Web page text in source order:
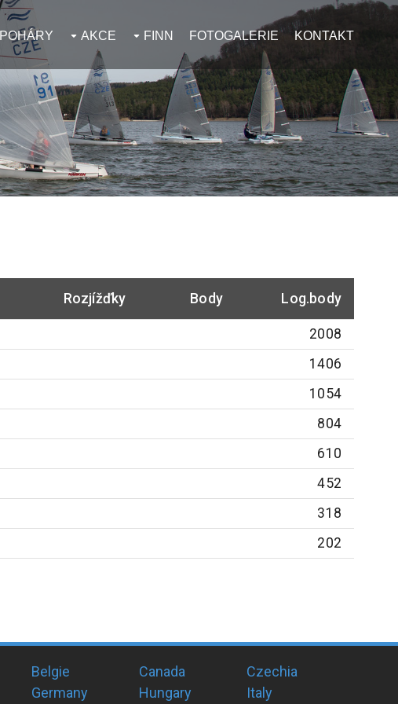
POHÁRY AKCE FINN FOTOGALERIE KONTAKT
Rozjížďky Body Log.body
2008
1406
1054
804
610
452
318
202
Belgie Canada
Czechia
Germany Hungary Italy